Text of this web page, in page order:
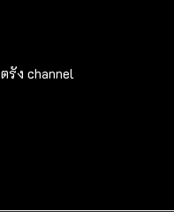
ง channel